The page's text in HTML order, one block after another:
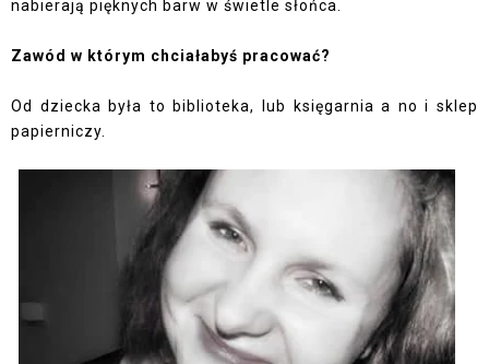
nabierają pięknych barw w świetle słońca.
Zawód w którym chciałabyś pracować?
Od dziecka była to biblioteka, lub księgarnia a no i sklep
papierniczy.